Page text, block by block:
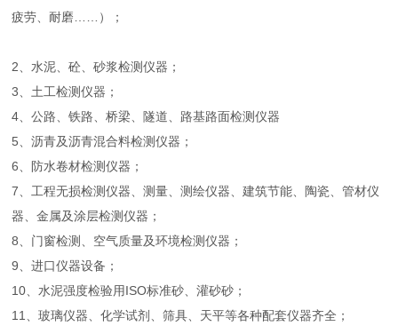
疲劳、耐磨……）；
2、水泥、砼、砂浆检测仪器；
3、土工检测仪器；
4、公路、铁路、桥梁、隧道、路基路面检测仪器
5、沥青及沥青混合料检测仪器；
6、防水卷材检测仪器；
7、工程无损检测仪器、测量、测绘仪器、建筑节能、陶瓷、管材仪
器、金属及涂层检测仪器；
8、门窗检测、空气质量及环境检测仪器；
9、进口仪器设备；
10、水泥强度检验用ISO标准砂、灌砂砂；
11、玻璃仪器、化学试剂、筛具、天平等各种配套仪器齐全；